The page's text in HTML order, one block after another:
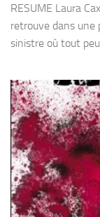
RESUME Laura
retrouve dans une
sinistre où tout peut